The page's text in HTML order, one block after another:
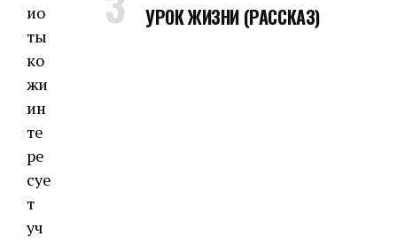
ио
ты
ко
жи
ин
те
ре
суе
т
уч
УРОК ЖИЗНИ (РАССКАЗ)